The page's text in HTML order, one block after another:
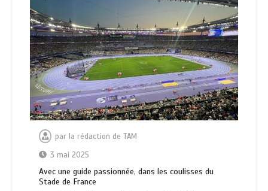
par la rédaction de TAM
3 mai 2025
Avec une guide passionnée, dans les coulisses du
Stade de France